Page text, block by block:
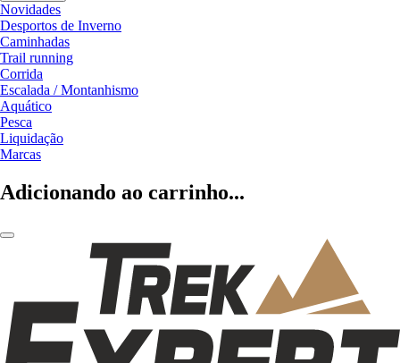
Novidades
Desportos de Inverno
Caminhadas
Trail running
Corrida
Escalada / Montanhismo
Aquático
Pesca
Liquidação
Marcas
Adicionando ao carrinho...